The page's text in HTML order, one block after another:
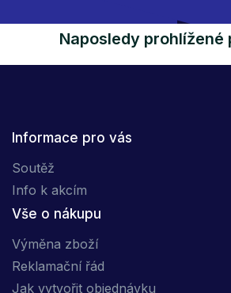
Naposledy prohlížené
Informace pro vás
Soutěž
Info k akcím
Vše o nákupu
Výměna zboží
Reklamační řád
Jak vytvořit objednávku